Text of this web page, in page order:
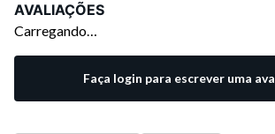
AVALIAÇÕES
Carregando…
Faça login para escrever uma